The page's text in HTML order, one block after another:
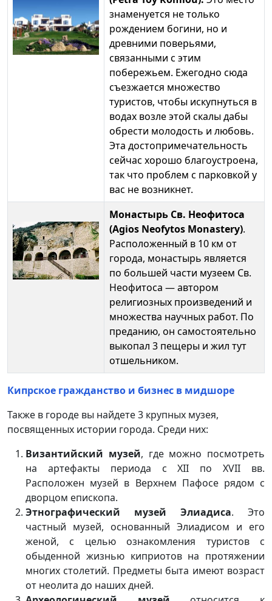
знаменуется не только
рождением богини, но и
древними поверьями,
связанными с этим
побережьем. Ежегодно сюда
съезжается множество
туристов, чтобы искупнуться в
водах возле этой скалы дабы
обрести молодость и любовь.
Эта достопримечательность
сейчас хорошо благоустроена,
так что проблем с парковкой у
вас не возникнет.
Монастырь Св. Неофитоса
(Agios Neofytos Monastery).
Расположенный в 10 км от
города, монастырь является
по большей части музеем Св.
Неофитоса — автором
религиозных произведений и
множества научных работ. По
преданию, он самостоятельно
выкопал 3 пещеры и жил тут
отшельником.
Кипрское гражданство и бизнес в мидшоре
Также в городе вы найдете 3 крупных музея,
посвященных истории города. Среди них:
Византийский музей, где можно посмотреть
на артефакты периода с XII по XVII вв.
Расположен музей в Верхнем Пафосе рядом с
дворцом епископа.
Этнографический музей Элиадиса. Это
частный музей, основанный Элиадисом и его
женой, с целью ознакомления туристов с
обыденной жизнью киприотов на протяжении
многих столетий. Предметы быта имеют возраст
от неолита до наших дней.